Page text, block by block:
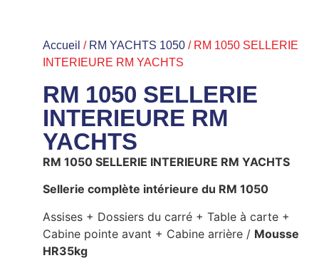
Accueil / RM YACHTS 1050 / RM 1050 SELLERIE
INTERIEURE RM YACHTS
RM 1050 SELLERIE
INTERIEURE RM
YACHTS
RM 1050 SELLERIE INTERIEURE RM YACHTS
Sellerie complète intérieure du RM 1050
Assises + Dossiers du carré + Table à carte +
Cabine pointe avant + Cabine arrière / Mousse
HR35kg